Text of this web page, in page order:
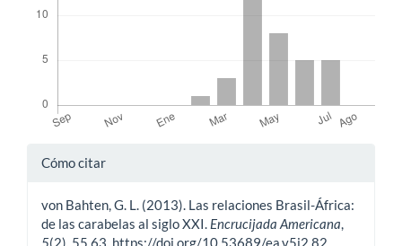
Detalles
artículo
Cómo citar
von Bahten, G. L. (2013). Las relaciones Brasil-África:
de las carabelas al siglo XXI. Encrucijada Americana,
5(2), 55,63. https://doi.org/10.53689/ea.v5i2.82